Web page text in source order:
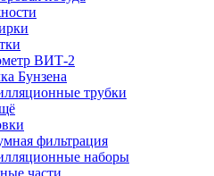
ВИТ-2
Бунзена
трубки
фильтрация
наборы
части